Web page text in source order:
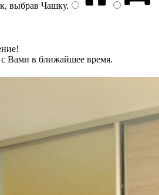
выбрав Чашку.
Вами в ближайшее время.